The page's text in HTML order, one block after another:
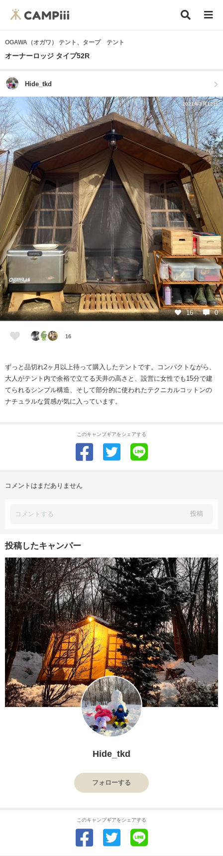
OGAWA（オガワ） テント、タープ テント
オーナーロッジ タイプ52R
Hide_tkd
2021年3月12日
16 0
16
ずっと品切れ2ヶ月以上待って購入したテントです。コンパクトながら、
大人がテント内で余裕で立てる天井の高さと、設営に女性でも15分で建
てられるシンプル構造、そして部分的に使われたテクニカルコットンの
ナチュラルな質感が気に入っています。
このキャンプギアをシェアする
コメントはまだありません
投稿
投稿したキャンパー
Hide_tkd
フォローする
このキャンプギアをシェアする